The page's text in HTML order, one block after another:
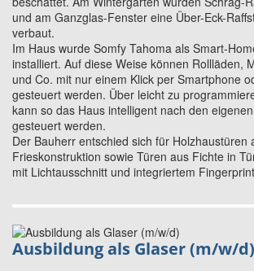
und am Ganzglas-Fenster eine Über-Eck-
verbaut.
Im Haus wurde Somfy Tahoma als Smart-
installiert. Auf diese Weise können Rollläden,
und Co. mit nur einem Klick per Smartphone
gesteuert werden. Über leicht zu
kann so das Haus intelligent nach den
gesteuert werden.
Der Bauherr entschied sich für Holzhaustüren
Frieskonstruktion sowie Türen aus Fichte in
mit Lichtausschnitt und integriertem
Ausbildung als Glaser (m/w/d)